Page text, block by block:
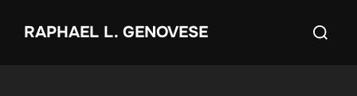
InhaltRAPHAEL L. GENOVESE
Suchen